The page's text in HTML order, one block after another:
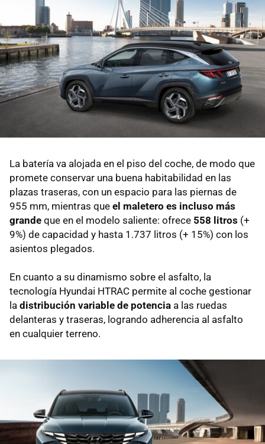
La batería va alojada en el piso del coche, de modo que
promete conservar una buena habitabilidad en las
plazas traseras, con un espacio para las piernas de
955 mm, mientras que el maletero es incluso más
grande que en el modelo saliente: ofrece 558 litros (+
9%) de capacidad y hasta 1.737 litros (+ 15%) con los
asientos plegados.
En cuanto a su dinamismo sobre el asfalto, la
tecnología Hyundai HTRAC permite al coche gestionar
la distribución variable de potencia a las ruedas
delanteras y traseras, logrando adherencia al asfalto
en cualquier terreno.